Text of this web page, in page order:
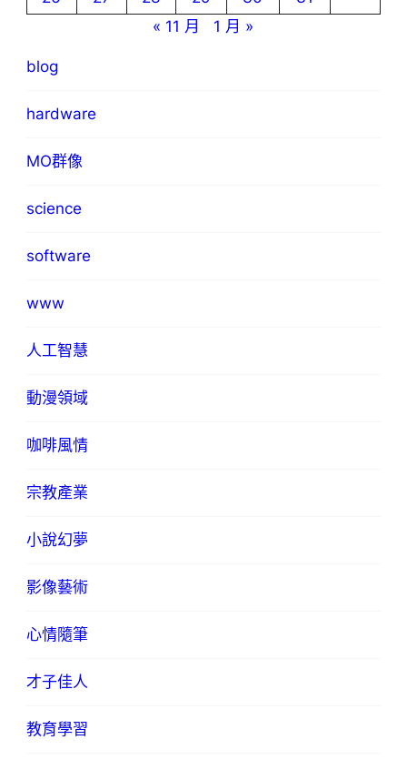
« 11 月
1 月 »
blog
hardware
MO群像
science
software
www
人工智慧
動漫領域
咖啡風情
宗教產業
小說幻夢
影像藝術
心情隨筆
才子佳人
教育學習